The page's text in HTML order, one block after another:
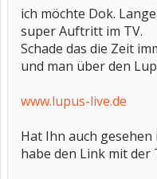
ich möchte Dok.
super Auftritt im TV.
Schade das die Zeit
und man über den
www.lupus-live.de
Hat Ihn auch gesehen
habe den Link mit der